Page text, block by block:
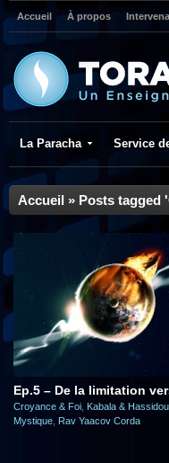
Accueil À propos
La Paracha Service
Accueil » Posts tagged
Ep.5 – De la limitation
Croyance & Foi Kabala &
Mystique Rav Yaacov Corda